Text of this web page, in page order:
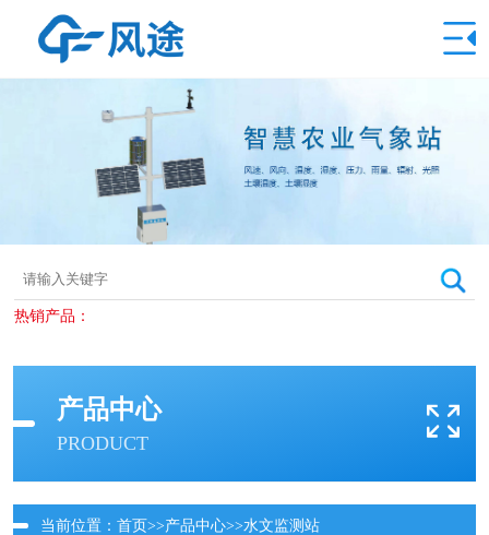
热销产品：
产品中心
PRODUCT
当前位置： 首页>>产品中心>>水文监测站